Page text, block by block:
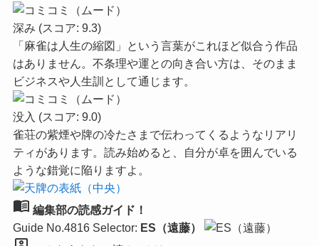
深み (スコア: 9.3)
「麻雀は人生の縮図」という言葉がこれほど似合う作品
はありません。不条理や運との向き合い方は、そのまま
ビジネスや人生訓として通じます。
没入 (スコア: 9.0)
雀荘の紫煙や牌の冷たさまで伝わってくるようなリアリ
ティがあります。読み始めると、自分が卓を囲んでいる
ような錯覚に陥りますよ。
menu_book 編集部の読感ガイド！
Guide No.4816 Selector: ES（遠藤）